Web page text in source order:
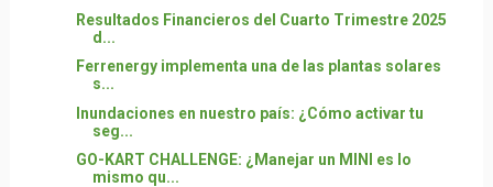
Resultados Financieros del Cuarto Trimestre 2025
d...
Ferrenergy implementa una de las plantas solares
s...
Inundaciones en nuestro país: ¿Cómo activar tu
seg...
GO-KART CHALLENGE: ¿Manejar un MINI es lo
mismo qu...